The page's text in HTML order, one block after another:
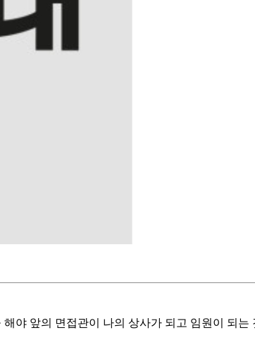
야 앞의 면접관이 나의 상사가 되고 임원이 되는